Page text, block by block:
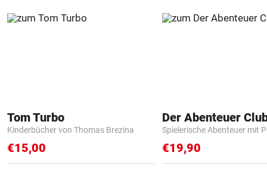
Tom Turbo
Kinderbücher von Thomas Brezina
€15,00
Der Abenteuer
Spielerische Abenteuer mit
€19,90